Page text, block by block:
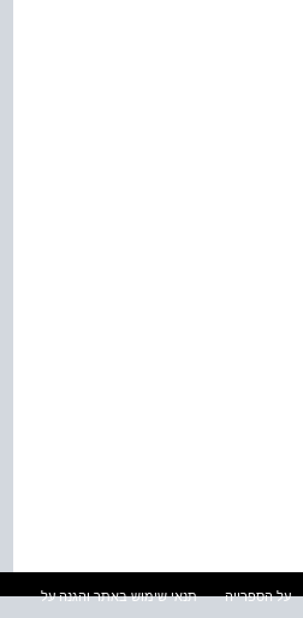
על הספרייה
תנאי שימוש באתר והגנה על